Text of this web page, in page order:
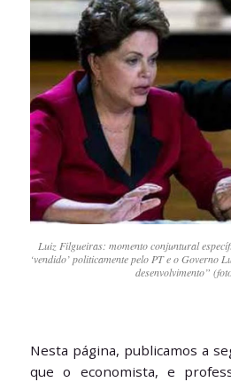
Luiz Filgueiras: momento conjuntural
‘vendido’ politicamente pelo PT e o Governo
desenvolvimento”
Nesta página, publicamos a
que o economista, e